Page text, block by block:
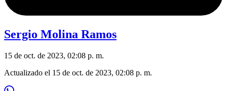
Sergio Molina Ramos
15 de oct. de 2023, 02:08 p. m.
Actualizado el 15 de oct. de 2023, 02:08 p. m.